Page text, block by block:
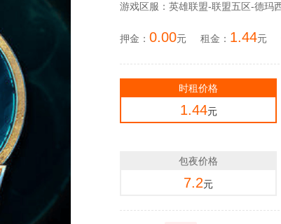
游戏区服：英雄联盟-联盟五区-德玛
押金： 0.00元 租金： 1.44元
时租价格
1.44元
包夜价格
7.2元